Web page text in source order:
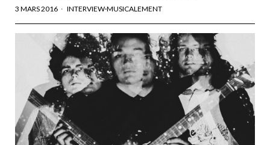
3 MARS 2016 INTERVIEW·MUSICALEMENT